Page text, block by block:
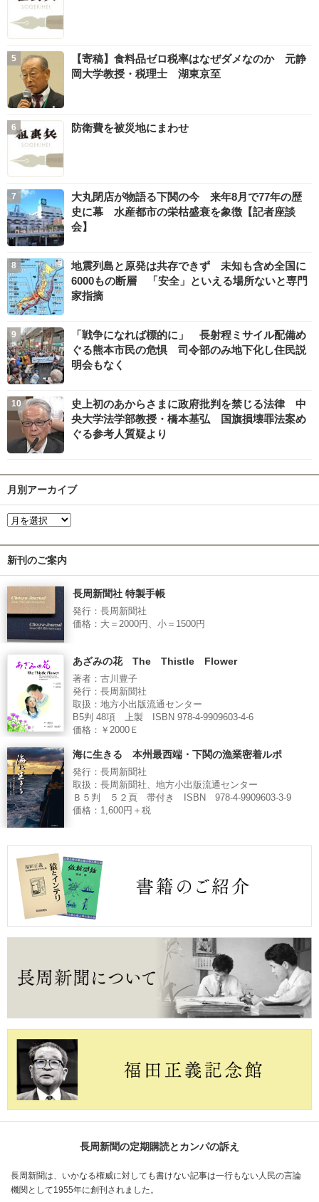
【寄稿】食料品ゼロ税率はなぜダメなのか 元静
岡大学教授・税理士 湖東京至
防衛費を被災地にまわせ
大丸閉店が物語る下関の今 来年8月で77年の歴
史に幕 水産都市の栄枯盛衰を象徴【記者座談
会】
地震列島と原発は共存できず 未知も含め全国に
6000もの断層 「安全」といえる場所ないと専門
家指摘
「戦争になれば標的に」 長射程ミサイル配備め
ぐる熊本市民の危惧 司令部のみ地下化し住民説
明会もなく
史上初のあからさまに政府批判を禁じる法律 中
央大学法学部教授・橋本基弘 国旗損壊罪法案め
ぐる参考人質疑より
月別アーカイブ
新刊のご案内
長周新聞社 特製手帳
発行：長周新聞社
価格：大＝2000円、小＝1500円
あざみの花 The Thistle Flower
著者：古川豊子
発行：長周新聞社
取扱：地方小出版流通センター
B5判 48項 上製 ISBN 978-4-9909603-4-6
価格：￥2000Ｅ
海に生きる 本州最西端・下関の漁業密着ルポ
発行：長周新聞社
取扱：長周新聞社、地方小出版流通センター
Ｂ５判 ５２頁 帯付き ISBN 978-4-9909603-3-9
価格：1,600円＋税
長周新聞の定期購読とカンパの訴え
長周新聞は、いかなる権威に対しても書けない記事は一行もない人民の言論
機関として1955年に創刊されました。